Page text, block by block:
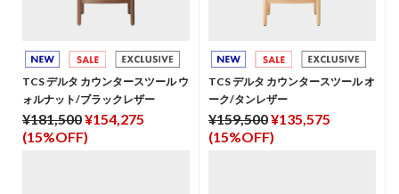
TCS デルタ カウンタースツール ウ
ォルナット/ブラックレザー
¥181,500¥154,275
(15%OFF)
TCS デルタ カウンタースツール オ
ーク/タンレザー
¥159,500¥135,575
(15%OFF)